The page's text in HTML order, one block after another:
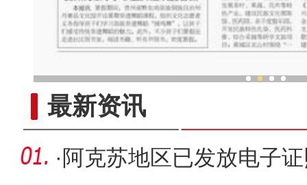
最新资讯
·阿克苏地区已发放电子